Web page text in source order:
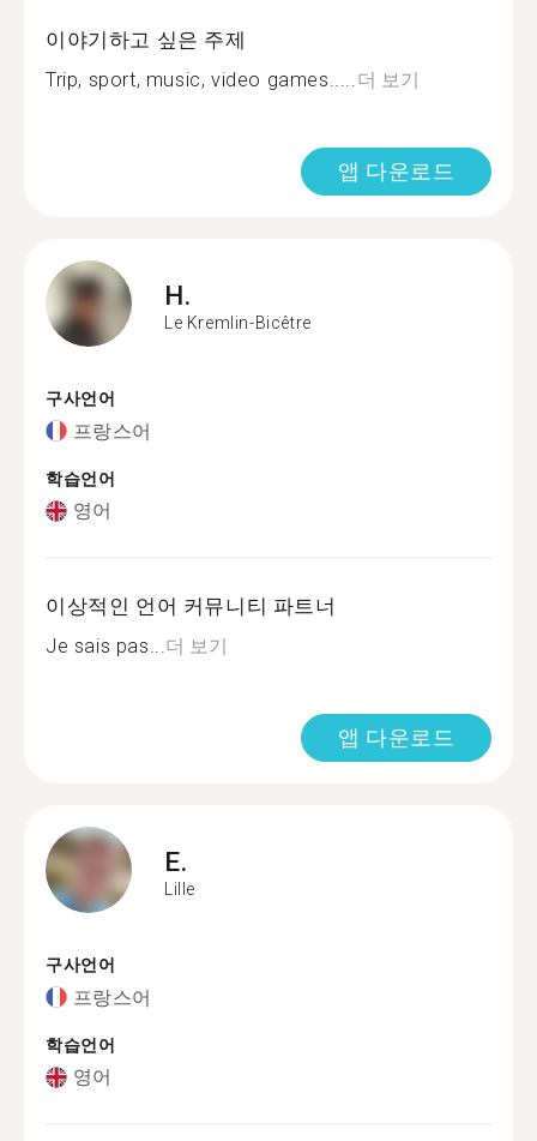
이야기하고 싶은 주제
Trip, sport, music, video games.....더 보기
앱 다운로드
H.
Le Kremlin-Bicêtre
구사언어
프랑스어
학습언어
영어
이상적인 언어 커뮤니티 파트너
Je sais pas...더 보기
앱 다운로드
E.
Lille
구사언어
프랑스어
학습언어
영어